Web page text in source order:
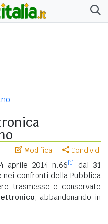
Modifica Condividi
aprile 2014 n.66[1] dal 31
confronti della Pubblica
trasmesse e conservate
, abbandonando in